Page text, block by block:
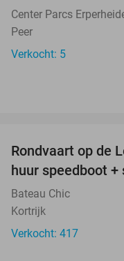
Center Parcs
Peer
Verkocht: 5
Rondvaart op de
huur speedboot +
Bateau Chic
Kortrijk
Verkocht: 417